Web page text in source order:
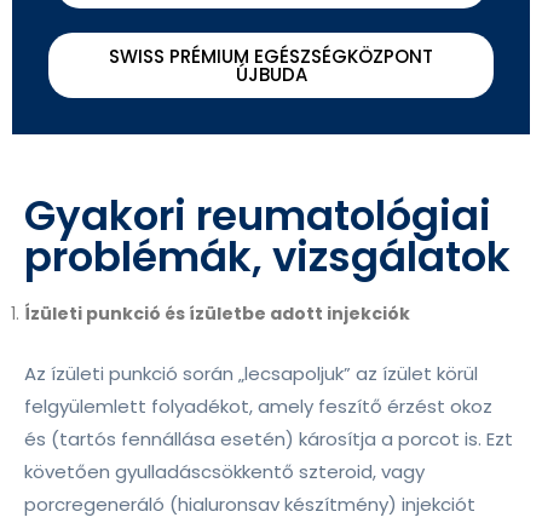
SWISS PRÉMIUM EGÉSZSÉGKÖZPONT
ÚJBUDA
Gyakori reumatológiai
problémák, vizsgálatok
Ízületi punkció és ízületbe adott injekciók
Az ízületi punkció során „lecsapoljuk” az ízület körül
felgyülemlett folyadékot, amely feszítő érzést okoz
és (tartós fennállása esetén) károsítja a porcot is. Ezt
követően gyulladáscsökkentő szteroid, vagy
porcregeneráló (hialuronsav készítmény) injekciót